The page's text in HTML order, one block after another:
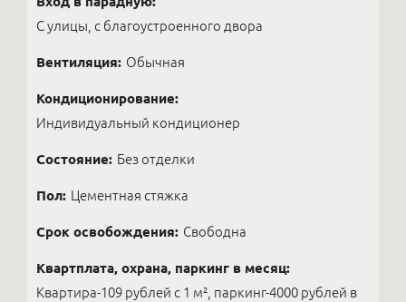
С улицы, с благоустроенного двора
Вентиляция: Обычная
Кондиционирование:
Индивидуальный кондиционер
Состояние: Без отделки
Пол: Цементная стяжка
Срок освобождения: Свободна
Квартплата, охрана, паркинг в месяц:
Квартира-109 рублей с 1 м², паркинг-4000 рублей в